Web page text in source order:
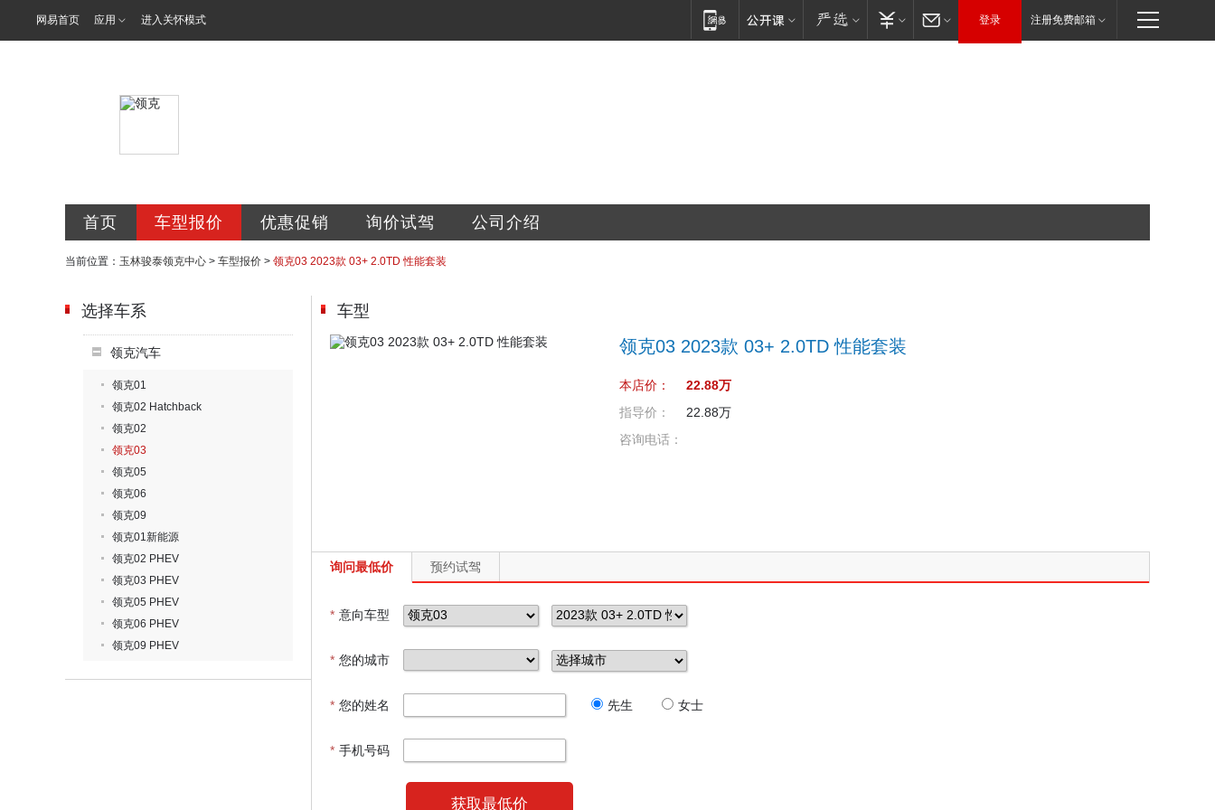
网易首页 应用 进入关怀模式 登录 注册免费邮箱
首页 车型报价 优惠促销 询价试驾 公司介绍
当前位置： 玉林骏泰领克中心 > 车型报价 > 领克03 2023款 03+ 2.0TD 性能套装
选择车系
领克汽车
领克01
领克02 Hatchback
领克02
领克03
领克05
领克06
领克09
领克01新能源
领克02 PHEV
领克03 PHEV
领克05 PHEV
领克06 PHEV
领克09 PHEV
车型
领克03 2023款 03+ 2.0TD 性能套装
本店价：
22.88万
指导价：
22.88万
咨询电话：
询问最低价 预约试驾
* 意向车型
* 您的城市
* 您的姓名 先生 女士
* 手机号码
获取最低价